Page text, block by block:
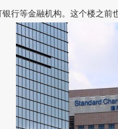
金融机构。这个楼之前也